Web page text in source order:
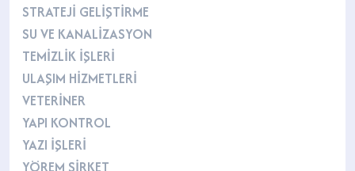
STRATEJİ GELİŞTİRME
SU VE KANALİZASYON
TEMİZLİK İŞLERİ
ULAŞIM HİZMETLERİ
VETERİNER
YAPI KONTROL
YAZI İŞLERİ
YÖREM ŞİRKET